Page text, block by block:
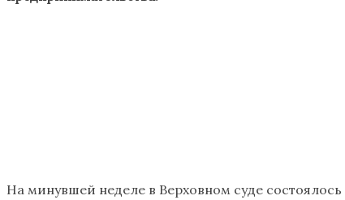
На минувшей неделе в Верховном суде